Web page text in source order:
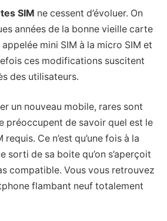
SIM ne cessent d’évoluer. On
années de la bonne vieille carte
mini SIM à la micro SIM et
ces modifications suscitent
des utilisateurs.
un nouveau mobile, rares sont
préoccupent de savoir quel est le
Ce n’est qu’une fois à la
sorti de sa boite qu’on s’aperçoit
compatible. Vous vous retrouvez
flambant neuf totalement